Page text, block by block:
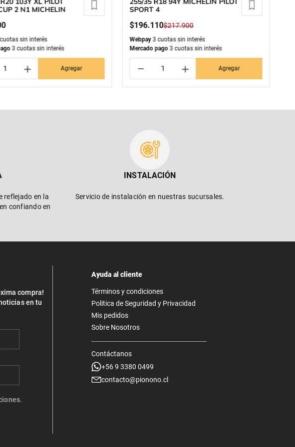
2 N1 MICHELIN
sin interés
3 cuotas sin interés
＋ Agregar
SPORT 4
$196.110$217.900
Webpay3 cuotas sin interés
Mercado pago3 cuotas sin interés
＋
－ Agregar
reflejado en la
confiando en
INSTALACIÓN
Servicio de instalación en nuestras sucursales.
compra!
en tu
Ayuda al cliente
Términos y condiciones
Politica de Seguridad y Privacidad
Mis pedidos
Sobre Nosotros
Contáctanos
+56 9 3380 0499
contacto@pionono.cl